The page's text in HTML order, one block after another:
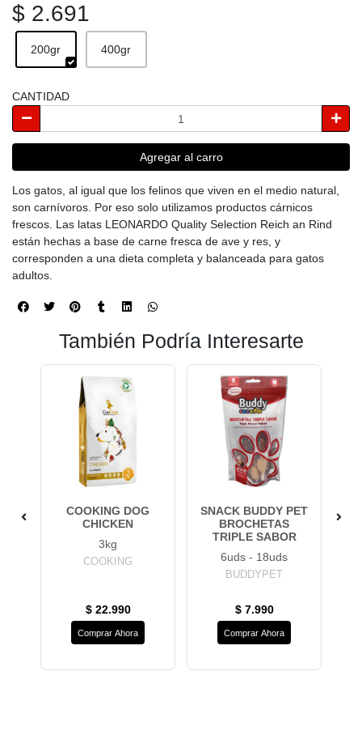
$ 2.691
200gr 400gr
CANTIDAD
Agregar al carro
Los gatos, al igual que los felinos que viven en el medio natural,
son carnívoros. Por eso solo utilizamos productos cárnicos
frescos. Las latas LEONARDO Quality Selection Reich an Rind
están hechas a base de carne fresca de ave y res, y
corresponden a una dieta completa y balanceada para gatos
adultos.
También Podría Interesarte
COOKING DOG
CHICKEN
3kg
COOKING
$ 22.990
Comprar Ahora
SNACK BUDDY PET
BROCHETAS
TRIPLE SABOR
6uds - 18uds
BUDDYPET
$ 7.990
Comprar Ahora